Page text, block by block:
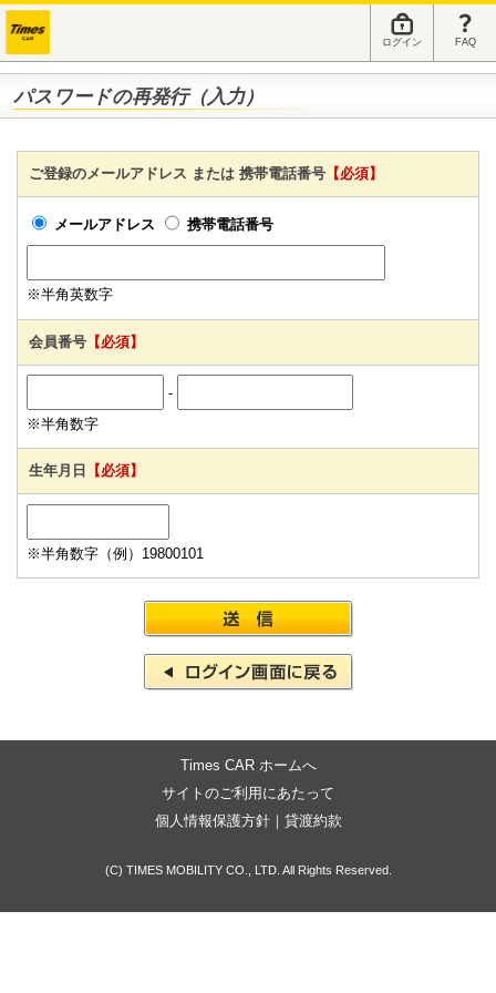
ログイン FAQ
パスワードの再発行（入力）
ご登録のメールアドレス または 携帯電話番号 【必須】
メールアドレス 携帯電話番号
※半角英数字
会員番号 【必須】
-
※半角数字
生年月日 【必須】
※半角数字（例）19800101
Times CAR ホームへ
サイトのご利用にあたって
個人情報保護方針｜ 貸渡約款
(C) TIMES MOBILITY CO., LTD. All Rights Reserved.